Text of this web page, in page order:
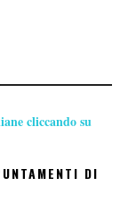
cliccando su
DI